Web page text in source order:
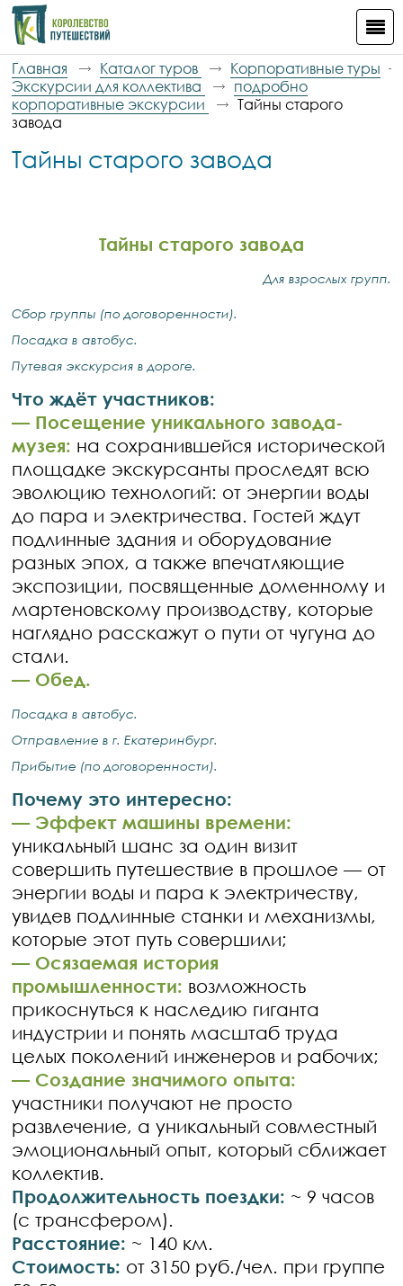
Главная Каталог туров
Корпоративные туры
Экскурсии для коллектива
подробно
корпоративные экскурсии
Тайны старого
завода
Тайны старого завода
Тайны старого завода
Для взрослых групп.
Сбор группы (по договоренности).
Посадка в автобус.
Путевая экскурсия в дороге.
Что ждёт участников:
— Посещение уникального завода-
музея: на сохранившейся исторической
площадке экскурсанты проследят всю
эволюцию технологий: от энергии воды
до пара и электричества. Гостей ждут
подлинные здания и оборудование
разных эпох, а также впечатляющие
экспозиции, посвященные доменному и
мартеновскому производству, которые
наглядно расскажут о пути от чугуна до
стали.
— Обед.
Посадка в автобус.
Отправление в г. Екатеринбург.
Прибытие (по договоренности).
Почему это интересно:
— Эффект машины времени:
уникальный шанс за один визит
совершить путешествие в прошлое — от
энергии воды и пара к электричеству,
увидев подлинные станки и механизмы,
которые этот путь совершили;
— Осязаемая история
промышленности: возможность
прикоснуться к наследию гиганта
индустрии и понять масштаб труда
целых поколений инженеров и рабочих;
— Создание значимого опыта:
участники получают не просто
развлечение, а уникальный совместный
эмоциональный опыт, который сближает
коллектив.
Продолжительность поездки: ~ 9 часов
(с трансфером).
Расстояние: ~ 140 км.
Стоимость: от 3150 руб./чел. при группе